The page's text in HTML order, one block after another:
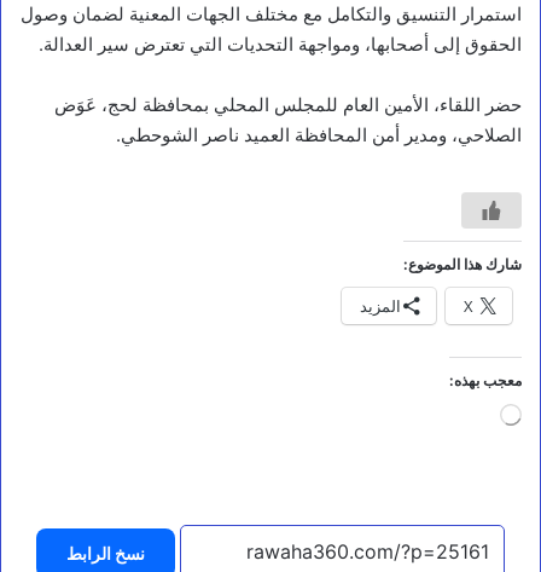
استمرار التنسيق والتكامل مع مختلف الجهات المعنية لضمان وصول
الحقوق إلى أصحابها، ومواجهة التحديات التي تعترض سير العدالة.
حضر اللقاء، الأمين العام للمجلس المحلي بمحافظة لحج، عَوَض
الصلاحي، ومدير أمن المحافظة العميد ناصر الشوحطي.
شارك هذا الموضوع:
X المزيد
معجب بهذه:
جاري
نسخ الرابط
ا
ل
ن
ص
ا
ل
ك
ي
ا